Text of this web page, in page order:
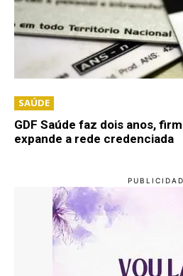
SAÚDE
GDF Saúde faz dois anos,
expande a rede credenciada